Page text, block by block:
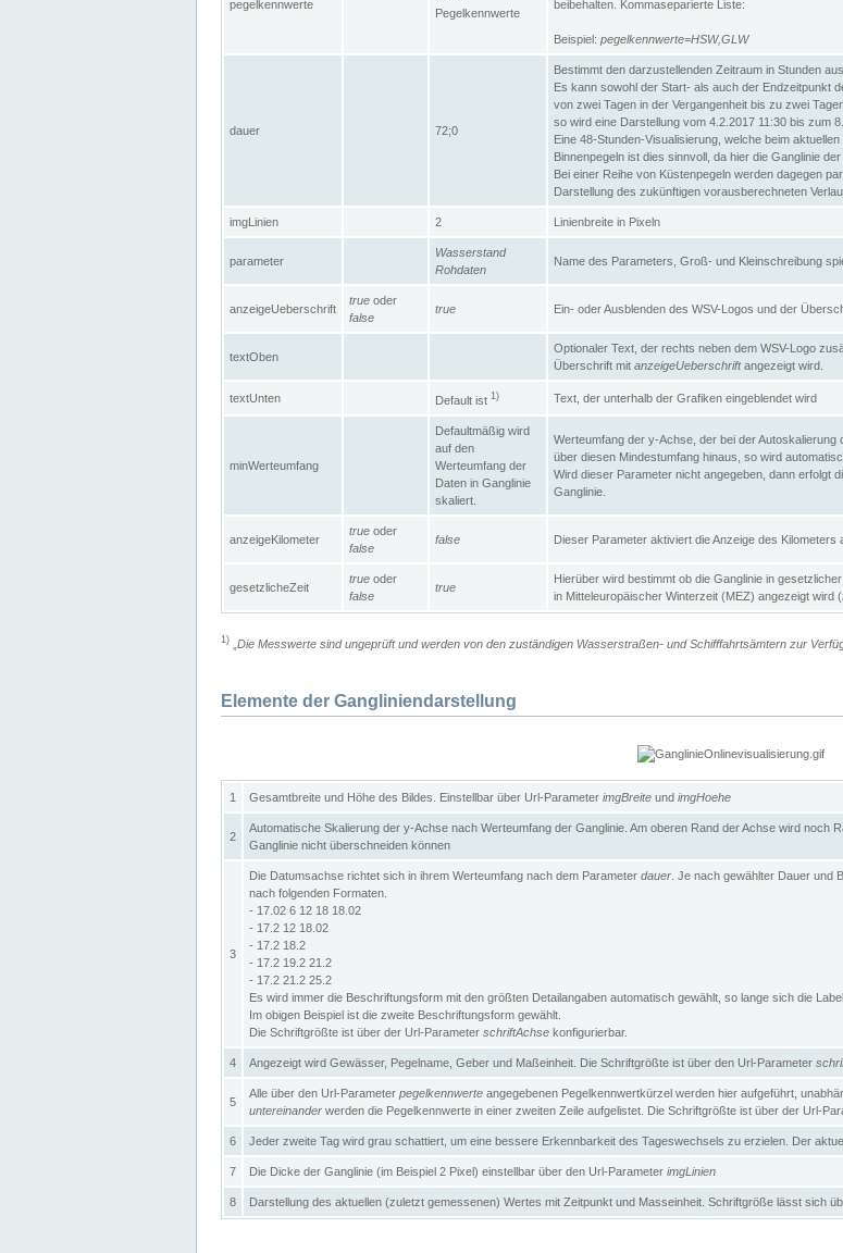
pegelkennwerte
Pegelkennwerte
beibehalten. Kommaseparierte Liste:
Beispiel: pegelkennwerte=HSW,GLW
dauer 72;0
Bestimmt den darzustellenden Zeitraum in Stunden
Es kann sowohl der Start- als auch der Endzeitpunkt
von zwei Tagen in der Vergangenheit bis zu zwei
so wird eine Darstellung vom 4.2.2017 11:30 bis zum
Eine 48-Stunden-Visualisierung, welche beim
Binnenpegeln ist dies sinnvoll, da hier die Ganglinie
Bei einer Reihe von Küstenpegeln werden dagegen
Darstellung des zukünftigen vorausberechneten
imgLinien 2 Linienbreite in Pixeln
parameter
Wasserstand
Rohdaten
Name des Parameters, Groß- und Kleinschreibung
anzeigeUeberschrift
true oder
false
true Ein- oder Ausblenden des WSV-Logos und der
textOben
Optionaler Text, der rechts neben dem WSV-Logo
Überschrift mit anzeigeUeberschriftangezeigt wird.
textUnten Default ist 1) Text, der unterhalb der Grafiken eingeblendet wird
minWerteumfang
Defaultmäßig wird
auf den
Werteumfang der
Daten in Ganglinie
skaliert.
Werteumfang der y-Achse, der bei der
über diesen Mindestumfang hinaus, so wird
Wird dieser Parameter nicht angegeben, dann erfolgt
Ganglinie.
anzeigeKilometer
true oder
false
false Dieser Parameter aktiviert die Anzeige des
gesetzlicheZeit
true oder
false
true
Hierüber wird bestimmt ob die Ganglinie in
in Mitteleuropäischer Winterzeit (MEZ) angezeigt wird (
1) Die Messwerte sind ungeprüft und werden von den zuständigen Wasserstraßen- und Schifffahrtsämtern zur
Elemente der Gangliniendarstellung
1 Gesamtbreite und Höhe des Bildes. Einstellbar über Url-Parameter imgBreite und imgHoehe
2
Automatische Skalierung der y-Achse nach Werteumfang der Ganglinie. Am oberen Rand der Achse wird noch
Ganglinie nicht überschneiden können
3
Die Datumsachse richtet sich in ihrem Werteumfang nach dem Parameter dauer . Je nach gewählter Dauer und
nach folgenden Formaten.
- 17.02 6 12 18 18.02
- 17.2 12 18.02
- 17.2 18.2
- 17.2 19.2 21.2
- 17.2 21.2 25.2
Es wird immer die Beschriftungsform mit den größten Detailangaben automatisch gewählt, so lange sich die
Im obigen Beispiel ist die zweite Beschriftungsform gewählt.
Die Schriftgrößte ist über der Url-Parameter schriftAchse konfigurierbar.
4 Angezeigt wird Gewässer, Pegelname, Geber und Maßeinheit. Die Schriftgrößte ist über den Url-Parameter
5
Alle über den Url-Parameter pegelkennwerte angegebenen Pegelkennwertkürzel werden hier aufgeführt,
untereinander werden die Pegelkennwerte in einer zweiten Zeile aufgelistet. Die Schriftgrößte ist über der Url-
6 Jeder zweite Tag wird grau schattiert, um eine bessere Erkennbarkeit des Tageswechsels zu erzielen. Der
7 Die Dicke der Ganglinie (im Beispiel 2 Pixel) einstellbar über den Url-Parameter imgLinien
8 Darstellung des aktuellen (zuletzt gemessenen) Wertes mit Zeitpunkt und Masseinheit. Schriftgröße lässt sich